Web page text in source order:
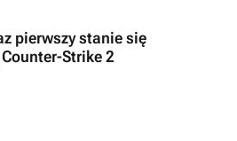
pierwszy stanie się
Strike 2